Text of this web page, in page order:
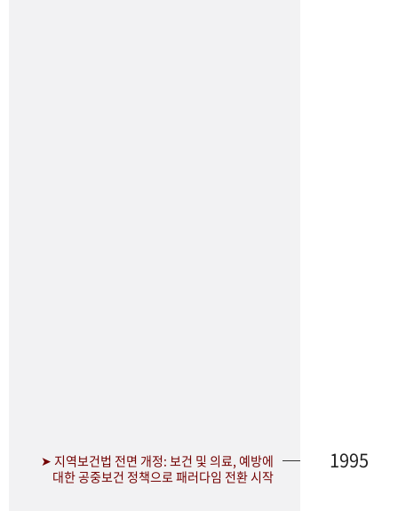
➤ 지역보건법 전면 개정: 보건 및 의료, 예방에
대한 공중보건 정책으로 패러다임 전환 시작
1995